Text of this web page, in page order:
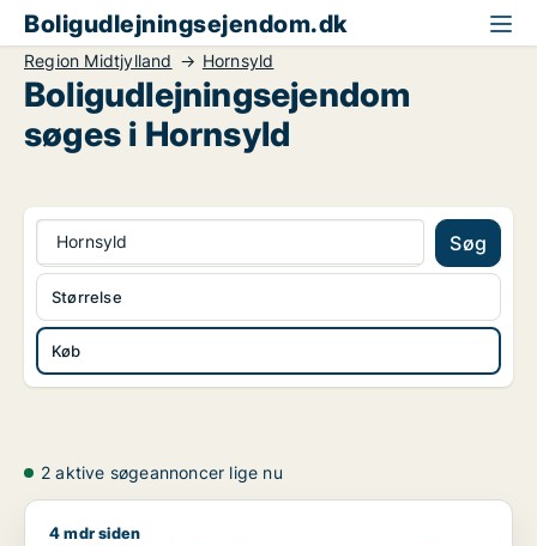
Boligudlejningsejendom.dk
Region Midtjylland Hornsyld
Boligudlejningsejendom
søges i Hornsyld
Hornsyld Søg
Køb
Størrelse
2 aktive søgeannoncer lige nu
Jeg søger boligudlejningsejendom til salg i Region
4 mdr siden